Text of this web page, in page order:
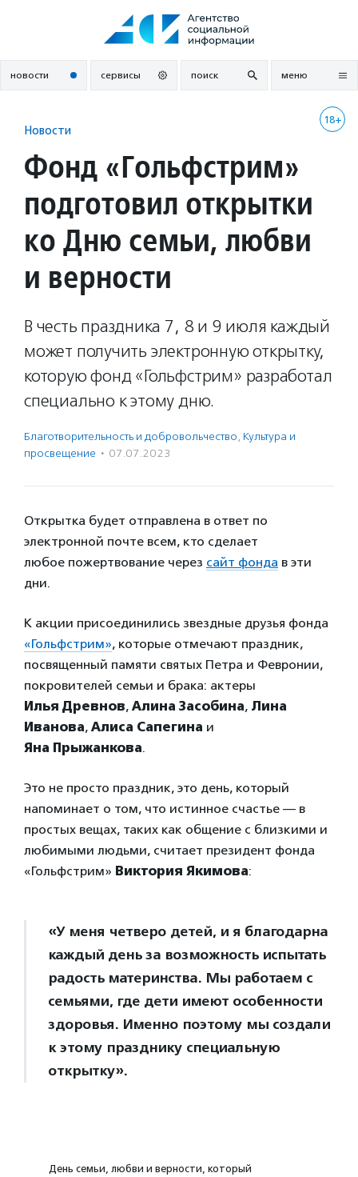
новости сервисы поиск меню
18+
Новости
Фонд «Гольфстрим»
подготовил открытки
ко Дню семьи, любви
и верности
В честь праздника 7, 8 и 9 июля каждый
может получить электронную открытку,
которую фонд «Гольфстрим» разработал
специально к этому дню.
Благотвори­тель­ность и доброволь­чест­во, Культура и
просвещение · 07.07.2023
Открытка будет отправлена в ответ по
электронной почте всем, кто сделает
любое пожертвование через сайт фонда в эти
дни.
К акции присоединились звездные друзья фонда
«Гольфстрим», которые отмечают праздник,
посвященный памяти святых Петра и Февронии,
покровителей семьи и брака: актеры
Илья Древнов, Алина Засобина, Лина
Иванова, Алиса Сапегина и
Яна Прыжанкова.
Это не просто праздник, это день, который
напоминает о том, что истинное счастье — в
простых вещах, таких как общение с близкими и
любимыми людьми, считает президент фонда
«Гольфстрим» Виктория Якимова:
«У меня четверо детей, и я благодарна
каждый день за возможность испытать
радость материнства. Мы работаем с
семьями, где дети имеют особенности
здоровья. Именно поэтому мы создали
к этому празднику специальную
открытку».
День семьи, любви и верности, который